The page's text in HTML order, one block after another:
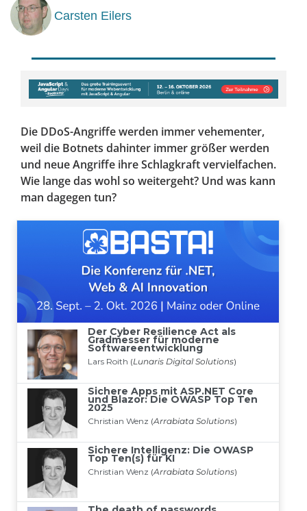
Carsten Eilers
Die DDoS-Angriffe werden immer vehementer,
weil die Botnets dahinter immer größer werden
und neue Angriffe ihre Schlagkraft vervielfachen.
Wie lange das wohl so weitergeht? Und was kann
man dagegen tun?